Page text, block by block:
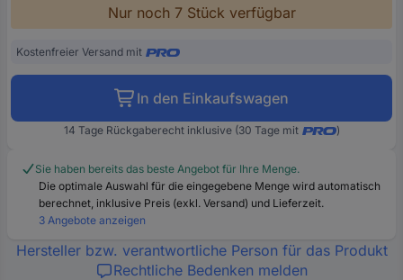
Nur noch 7 Stück verfügbar
Kostenfreier Versand mit
In den Einkaufswagen
14 Tage Rückgaberecht inklusive (30 Tage mit )
Sie haben bereits das beste Angebot für Ihre Menge.
Die optimale Auswahl für die eingegebene Menge wird automatisch
berechnet, inklusive Preis (exkl. Versand) und Lieferzeit.
3 Angebote anzeigen
Hersteller bzw. verantwortliche Person für das Produkt
Rechtliche Bedenken melden